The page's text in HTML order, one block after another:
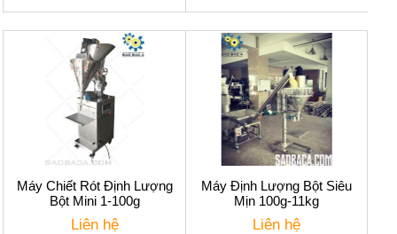
Máy Chiết Rót Định Lượng
Bột Mini 1-100g
Liên hệ
Máy Định Lượng Bột Siêu
Mịn 100g-11kg
Liên hệ